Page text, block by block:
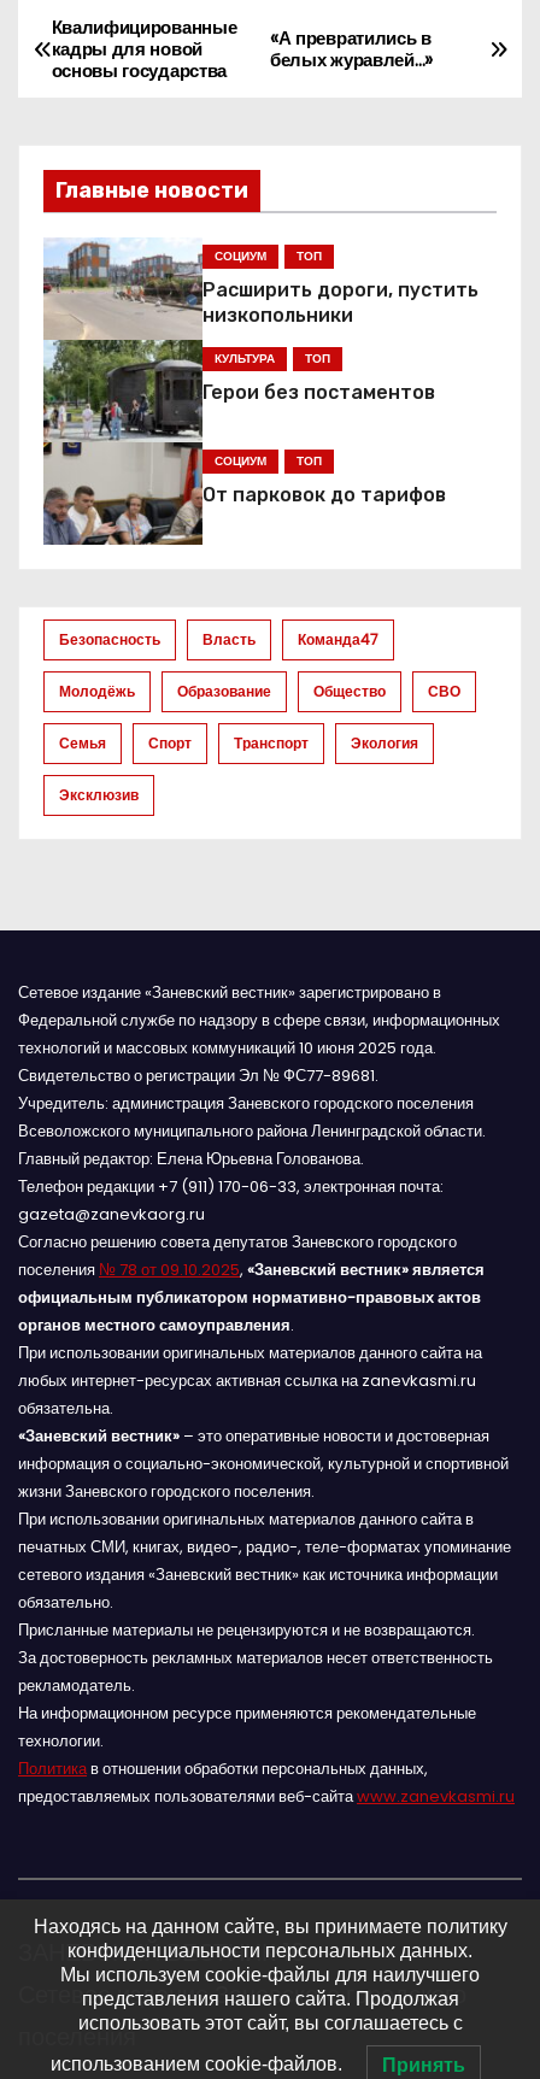
Н
г
а
ц
и
я
п
о
а
п
«А превратились в
белых журавлей…»
Квалифицированные
кадры для новой
основы государства
Главные новости
СОЦИУМ ТОП
Расширить дороги, пустить
низкопольники
КУЛЬТУРА ТОП
Герои без постаментов
СОЦИУМ ТОП
От парковок до тарифов
Безопасность Власть Команда47
Молодёжь Образование Общество СВО
Семья Спорт Транспорт Экология
Эксклюзив
Сетевое издание «Заневский вестник» зарегистрировано в
Федеральной службе по надзору в сфере связи, информационных
технологий и массовых коммуникаций 10 июня 2025 года.
Свидетельство о регистрации Эл № ФС77-89681.
Учредитель: администрация Заневского городского поселения
Всеволожского муниципального района Ленинградской области.
Главный редактор: Елена Юрьевна Голованова.
Телефон редакции +7 (911) 170-06-33, электронная почта:
gazeta@zanevkaorg.ru
Согласно решению совета депутатов Заневского городского
поселения № 78 от 09.10.2025, «Заневский вестник» является
официальным публикатором нормативно-правовых актов
органов местного самоуправления.
При использовании оригинальных материалов данного сайта на
любых интернет-ресурсах активная ссылка на zanevkasmi.ru
обязательна.
«Заневский вестник» – это оперативные новости и достоверная
информация о социально-экономической, культурной и спортивной
жизни Заневского городского поселения.
При использовании оригинальных материалов данного сайта в
печатных СМИ, книгах, видео-, радио-, теле-форматах упоминание
сетевого издания «Заневский вестник» как источника информации
обязательно.
Присланные материалы не рецензируются и не возвращаются.
За достоверность рекламных материалов несет ответственность
рекламодатель.
На информационном ресурсе применяются рекомендательные
технологии.
Политикав отношении обработки персональных данных,
предоставляемых пользователями веб-сайтаwww.zanevkasmi.ru
ЗАНЕВСКИЙ ВЕСТНИК 16+
Сетевое издание Заневского городского
поселения
Находясь на данном сайте, вы принимаете политику
конфиденциальности персональных данных.
Мы используем cookie-файлы для наилучшего
представления нашего сайта. Продолжая
использовать этот сайт, вы соглашаетесь с
использованием cookie-файлов. Принять